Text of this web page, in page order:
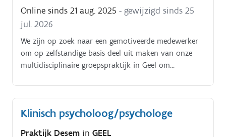
Online sinds 21 aug. 2025 - gewijzigd sinds 25
jul. 2026
We zijn op zoek naar een gemotiveerde medewerker
om op zelfstandige basis deel uit maken van onze
multidisciplinaire groepspraktijk in Geel om
aan jongeren en volwassenen Ons warme team
bestaat uit verschillende getalenteerde professionals
die steeds voor elkaar klaarstaan en elkaar aanvullen
Klinisch psycholoog/psychologe
Praktijk Desem in GEEL